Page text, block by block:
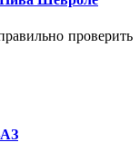
проверить